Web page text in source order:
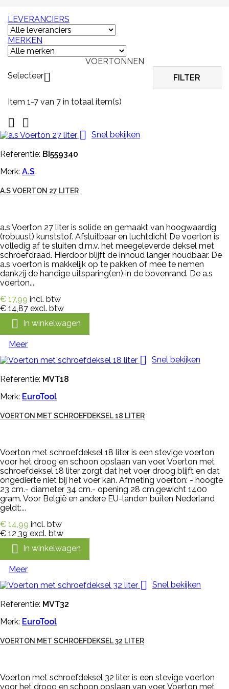
LEVERANCIERS
MERKEN
VOERTONNEN
Selecteer FILTER
Item 1-7 van 7 in totaal item(s)


 Snel bekijken
Referentie: BI559340
Merk: A.S
A.S VOERTON 27 LITER
a.s Voerton 27 liter is solide en gemaakt van hoogwaardig
(robuust) kunststof. Afsluitbaar en luchtdicht De voerton is
volledig af te sluiten d.m.v. het meegeleverde deksel met
schroefdraad. Hierdoor blijft de inhoud langer houdbaar. De
a.s voerton is makkelijk op te pakken of mee te nemen
dankzij de handige uitsparing(en) in de bovenrand. De a.s
voerton...
€ 17,99 incl. btw
€ 14,87 excl. btw
 In winkelwagen
Meer
 Snel bekijken
Referentie: MVT18
Merk: EuroTool
VOERTON MET SCHROEFDEKSEL 18 LITER
Voerton met schroefdeksel 18 liter is een stevige voerton
voor het droog en schoon opslaan van voer. Voerton met
schroefdeksel 18 liter zorgt dat het voer droog blijft en dat
ongedierte niet bij het voer kan. Afmeting voerton: - hoogte
23 cm.- diameter 34 cm.- opening 28 cm.gewicht 1400
gram. Voor België en andere EU-landen buiten Nederland
geldt:...
€ 14,99 incl. btw
€ 12,39 excl. btw
 In winkelwagen
Meer
 Snel bekijken
Referentie: MVT32
Merk: EuroTool
VOERTON MET SCHROEFDEKSEL 32 LITER
Voerton met schroefdeksel 32 liter is een stevige voerton
voor het droog en schoon opslaan van voer. Voerton met